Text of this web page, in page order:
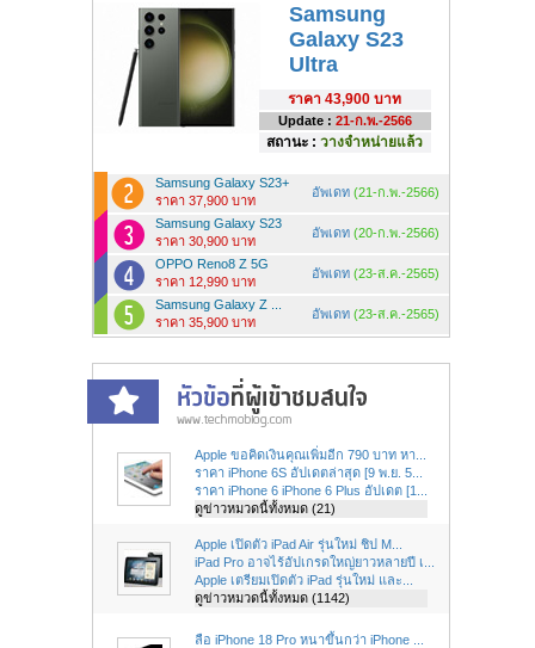
Samsung
Galaxy S23
Ultra
ราคา 43,900 บาท
Update : 21-ก.พ.-2566
สถานะ : วางจำหน่ายแล้ว
Samsung Galaxy S23+
ราคา 37,900 บาท
อัพเดท (21-ก.พ.-2566)
Samsung Galaxy S23
ราคา 30,900 บาท
อัพเดท (20-ก.พ.-2566)
OPPO Reno8 Z 5G
ราคา 12,990 บาท
อัพเดท (23-ส.ค.-2565)
Samsung Galaxy Z ...
ราคา 35,900 บาท
อัพเดท (23-ส.ค.-2565)
Apple ขอคิดเงินคุณเพิ่มอีก 790 บาท หา...
ราคา iPhone 6S อัปเดตล่าสุด [9 พ.ย. 5...
ราคา iPhone 6 iPhone 6 Plus อัปเดต [1...
ดูข่าวหมวดนี้ทั้งหมด (21)
Apple เปิดตัว iPad Air รุ่นใหม่ ชิป M...
iPad Pro อาจไร้อัปเกรดใหญ่ยาวหลายปี เ...
Apple เตรียมเปิดตัว iPad รุ่นใหม่ และ...
ดูข่าวหมวดนี้ทั้งหมด (1142)
ลือ iPhone 18 Pro หนาขึ้นกว่า iPhone ...